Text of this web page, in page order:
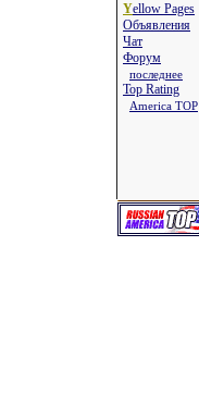
Yellow Pages
Объявления
Чат
Форум
последнее
Top Rating
America TOP